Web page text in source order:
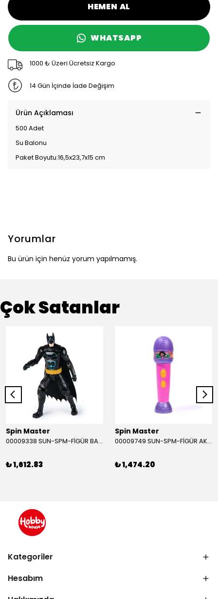
HEMEN AL
WHATSAPP
1000 ₺ Üzeri Ücretsiz Kargo
14 Gün İçinde İade Değişim
Ürün Açıklaması
500 Adet
Su Balonu
Paket Boyutu:16,5x23,7x15 cm
Yorumlar
Bu ürün için henüz yorum yapılmamış.
Çok Satanlar
Spin Master
00009338 SUN-SPM-FİGÜR BATMAN NİNJA STRIKE 30 CM. EXC.
₺ 1,612.83
Spin Master
00009749 SUN-SPM-FİGÜR AKS. DORA MİKROFON YAĞMUR ORMANI RİTMİ (DORA) SESLİ
₺ 1,474.20
Kategoriler
Hesabım